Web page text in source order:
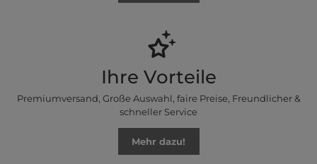
Ihre Vorteile
Premiumversand, Große Auswahl, faire Preise, Freundlicher &
schneller Service
Mehr dazu!